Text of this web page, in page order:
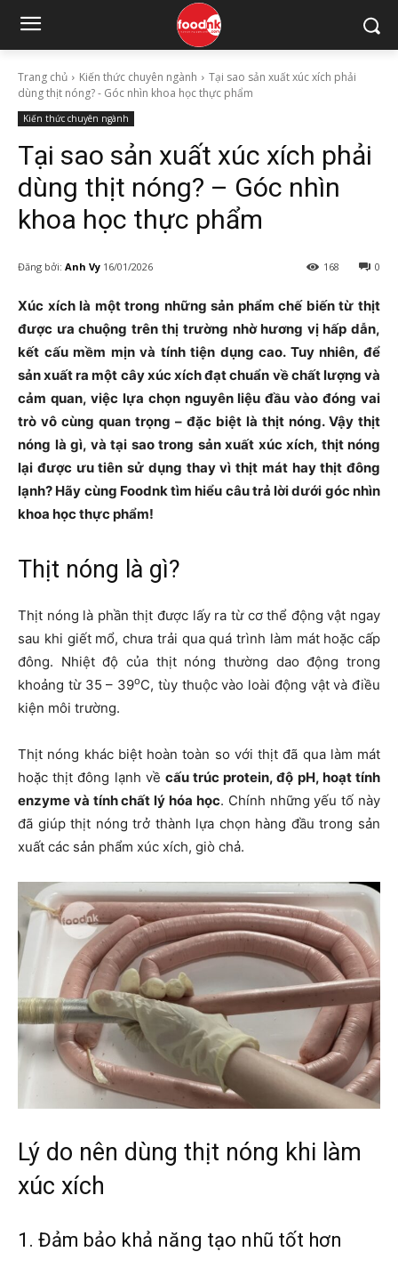
Trang chủ Kiến thức chuyên ngành
Tại sao sản xuất xúc xích phải
dùng thịt nóng? - Góc nhìn khoa học thực phẩm
Kiến thức chuyên ngành
Tại sao sản xuất xúc xích phải
dùng thịt nóng? – Góc nhìn
khoa học thực phẩm
Đăng bởi: Anh Vy 16/01/2026 0
168
Xúc xích là một trong những sản phẩm chế biến từ thịt
được ưa chuộng trên thị trường nhờ hương vị hấp dẫn,
kết cấu mềm mịn và tính tiện dụng cao. Tuy nhiên, để
sản xuất ra một cây xúc xích đạt chuẩn về chất lượng và
cảm quan, việc lựa chọn nguyên liệu đầu vào đóng vai
trò vô cùng quan trọng – đặc biệt là thịt nóng. Vậy thịt
nóng là gì, và tại sao trong sản xuất xúc xích, thịt nóng
lại được ưu tiên sử dụng thay vì thịt mát hay thịt đông
lạnh? Hãy cùng Foodnk tìm hiểu câu trả lời dưới góc nhìn
khoa học thực phẩm!
Thịt nóng là gì?
Thịt nóng là phần thịt được lấy ra từ cơ thể động vật ngay
sau khi giết mổ, chưa trải qua quá trình làm mát hoặc cấp
đông. Nhiệt độ của thịt nóng thường dao động trong
khoảng từ 35 – 39oC, tùy thuộc vào loài động vật và điều
kiện môi trường.
Thịt nóng khác biệt hoàn toàn so với thịt đã qua làm mát
hoặc thịt đông lạnh về cấu trúc protein, độ pH, hoạt tính
enzyme và tính chất lý hóa học. Chính những yếu tố này
đã giúp thịt nóng trở thành lựa chọn hàng đầu trong sản
xuất các sản phẩm xúc xích, giò chả.
Lý do nên dùng thịt nóng khi làm
xúc xích
1. Đảm bảo khả năng tạo nhũ tốt hơn